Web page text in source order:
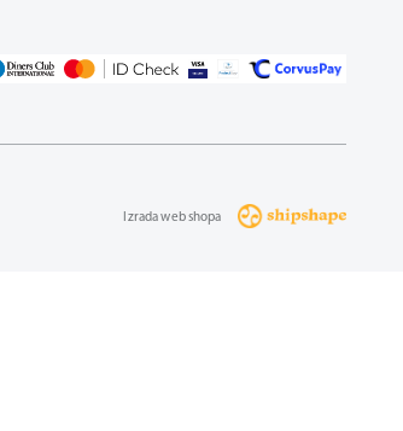
Izrada web shopa